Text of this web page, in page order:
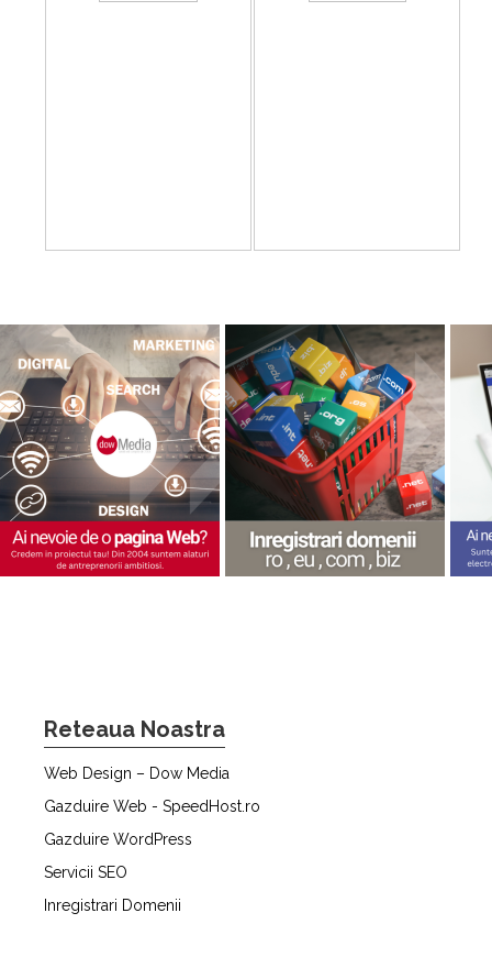
Reteaua Noastra
Web Design – Dow Media
Gazduire Web - SpeedHost.ro
Gazduire WordPress
Servicii SEO
Inregistrari Domenii